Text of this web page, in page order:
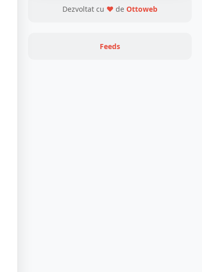
Dezvoltat cu ❤ de Ottoweb
Feeds